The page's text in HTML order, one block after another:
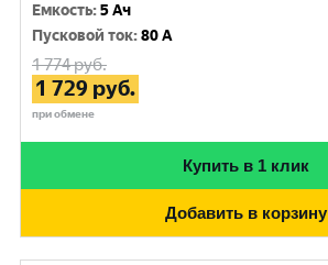
Емкость:5 Ач
Пусковой ток:80 A
1 774руб.
1 729 руб.
при обмене
Купить в 1 клик
Добавить в корзину